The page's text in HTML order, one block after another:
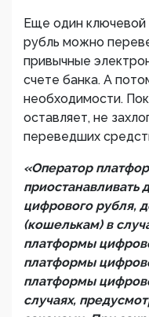
Еще один
рубль можно
привычные
счете банка. А
необходимости.
оставляет, не
переведших
«Оператор
приостанавливать
цифрового рубля,
(кошелькам) в
платформы
платформы
платформы
случаях,